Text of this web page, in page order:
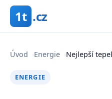
1t .cz
Úvod ›Energie ›Nejlepší
ENERGIE